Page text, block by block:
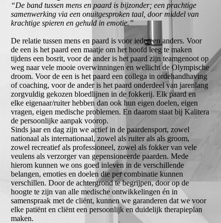
“De band tussen mens en paard is bijzonder; een prachtige
samenwerking via een onuitgesproken taal, door middel van
krachtige spieren en gehuld in emotie.”
De relatie tussen mens en paard is voor iedereen anders. Voor
de een is het paard een maatje om het hoofd leeg te maken
tijdens een bosrit, voor de ander is het paard zijn teamgenoot op
weg naar vele mooie overwinningen en wellicht de Olympische
droom. Voor de een is het paard een collega in ordehandhaving
of coaching, voor de ander is het paard onderdeel van jarenlang
zorgvuldig gekozen bloedlijnen in de fokkerij. Elk paard en
elke eigenaar/ruiter hebben dan ook hun eigen doelen, eigen
vragen, eigen medische problemen. En daarom staat bij Kalitera
de persoonlijke aanpak voorop.
Sinds jaar en dag zijn we actief in de paardensport, zowel
nationaal als internationaal, zowel als ruiter als als groom,
zowel recreatief als professioneel, zowel als fokker van vele
veulens als verzorger van gepensioneerde paarden. Mede
hierom kunnen we ons goed inleven in de verschillende
belangen, emoties en doelen die per combinatie kunnen
verschillen. Door de achtergrond te begrijpen, door op de
hoogte te zijn van alle medische ontwikkelingen én in
samenspraak met de cliënt, kunnen we garanderen dat we voor
elke patiënt en cliënt een persoonlijk en duidelijk therapieplan
maken.